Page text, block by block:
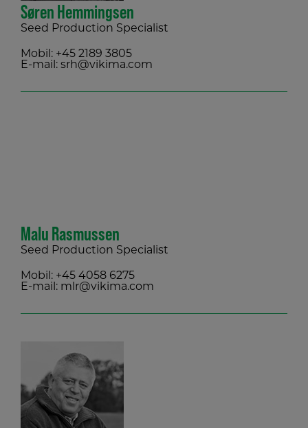
Søren Hemmingsen
Seed Production Specialist
Mobil: +45 2189 3805
E-mail: srh@vikima.com
Malu Rasmussen
Seed Production Specialist
Mobil: +45 4058 6275
E-mail: mlr@vikima.com